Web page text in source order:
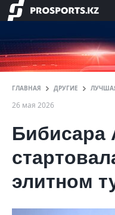
ГЛАВНАЯ ДРУГИЕ
26 мая 2026
Бибисара
элитном